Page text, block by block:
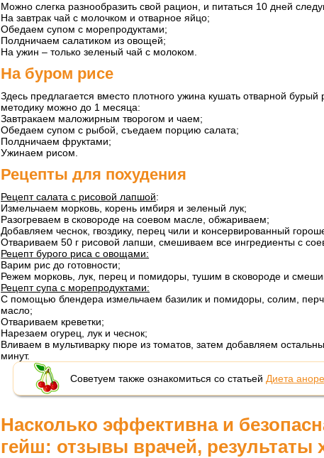
Можно слегка разнообразить свой рацион, и питаться 10 дней
На завтрак чай с молочком и отварное яйцо;
Обедаем супом с морепродуктами;
Полдничаем салатиком из овощей;
На ужин – только зеленый чай с молоком.
На буром рисе
Здесь предлагается вместо плотного ужина кушать отварной бурый
методику можно до 1 месяца:
Завтракаем маложирным творогом и чаем;
Обедаем супом с рыбой, съедаем порцию салата;
Полдничаем фруктами;
Ужинаем рисом.
Рецепты для похудения
Рецепт салата с рисовой лапшой:
Измельчаем морковь, корень имбиря и зеленый лук;
Разогреваем в сковороде на соевом масле, обжариваем;
Добавляем чеснок, гвоздику, перец чили и консервированный
Отвариваем 50 г рисовой лапши, смешиваем все ингредиенты с
Рецепт бурого риса с овощами:
Варим рис до готовности;
Режем морковь, лук, перец и помидоры, тушим в сковороде и
Рецепт супа с морепродуктами:
С помощью блендера измельчаем базилик и помидоры, солим,
масло;
Отвариваем креветки;
Нарезаем огурец, лук и чеснок;
Вливаем в мультиварку пюре из томатов, затем добавляем
минут.
Советуем также ознакомиться со статьей Диета
Насколько эффективна и
гейш: отзывы врачей, результаты